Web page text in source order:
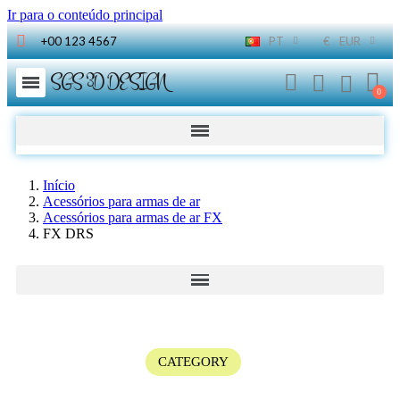
Ir para o conteúdo principal
+00 123 4567 PT € EUR
SGS 3D DESIGN
Início
Acessórios para armas de ar
Acessórios para armas de ar FX
FX DRS
CATEGORY